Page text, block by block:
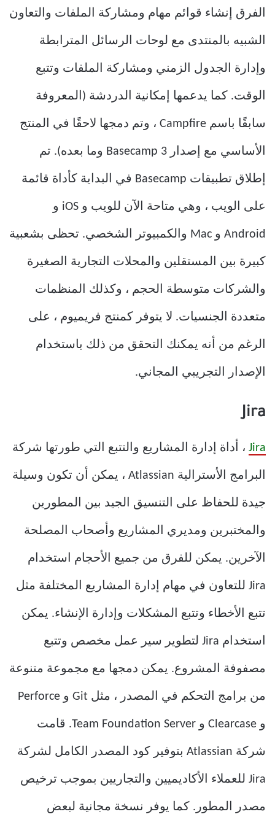
الفرق إنشاء قوائم مهام ومشاركة الملفات والتعاون
الشبيه بالمنتدى مع لوحات الرسائل المترابطة
وإدارة الجدول الزمني ومشاركة الملفات وتتبع
الوقت. كما يدعمها إمكانية الدردشة (المعروفة
سابقًا باسم Campfire ، وتم دمجها لاحقًا في المنتج
الأساسي مع إصدار Basecamp 3 وما بعده). تم
إطلاق تطبيقات Basecamp في البداية كأداة قائمة
على الويب ، وهي متاحة الآن للويب و iOS و
Android و Mac والكمبيوتر الشخصي. تحظى بشعبية
كبيرة بين المستقلين والمحلات التجارية الصغيرة
والشركات متوسطة الحجم ، وكذلك المنظمات
متعددة الجنسيات. لا يتوفر كمنتج فريميوم ، على
الرغم من أنه يمكنك التحقق من ذلك باستخدام
الإصدار التجريبي المجاني.
Jira
Jira ، أداة إدارة المشاريع والتتبع التي طورتها شركة
البرامج الأسترالية Atlassian ، يمكن أن تكون وسيلة
جيدة للحفاظ على التنسيق الجيد بين المطورين
والمختبرين ومديري المشاريع وأصحاب المصلحة
الآخرين. يمكن للفرق من جميع الأحجام استخدام
Jira للتعاون في مهام إدارة المشاريع المختلفة مثل
تتبع الأخطاء وتتبع المشكلات وإدارة الإنشاء. يمكن
استخدام Jira لتطوير سير عمل مخصص وتتبع
مصفوفة المشروع. يمكن دمجها مع مجموعة متنوعة
من برامج التحكم في المصدر ، مثل Git و Perforce
و Clearcase و Team Foundation Server. قامت
شركة Atlassian بتوفير كود المصدر الكامل لشركة
Jira للعملاء الأكاديميين والتجاريين بموجب ترخيص
مصدر المطور. كما يوفر نسخة مجانية لبعض